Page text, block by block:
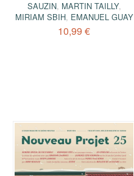
SAUZIN, MARTIN TAILLY,
MIRIAM SBIH, EMANUEL GUAY
10,99 €